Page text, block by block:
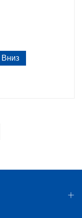
Вниз